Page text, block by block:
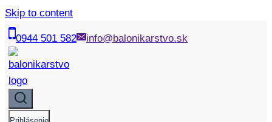
Skip to content
0944 501 582 info@balonikarstvo.sk